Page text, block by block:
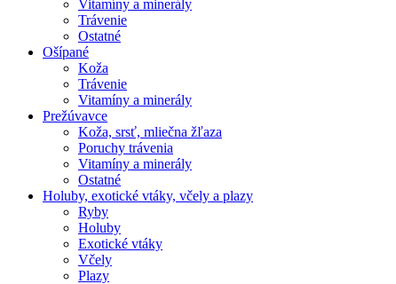
Vitamíny a minerály
Trávenie
Ostatné
Ošípané
Koža
Trávenie
Vitamíny a minerály
Prežúvavce
Koža, srsť, mliečna žľaza
Poruchy trávenia
Vitamíny a minerály
Ostatné
Holuby, exotické vtáky, včely a plazy
Ryby
Holuby
Exotické vtáky
Včely
Plazy